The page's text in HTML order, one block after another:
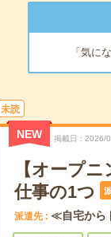
「気に
未読
NEW 掲載日 2026/
【オープ
仕事の1つ
派遣先 ≪自宅から